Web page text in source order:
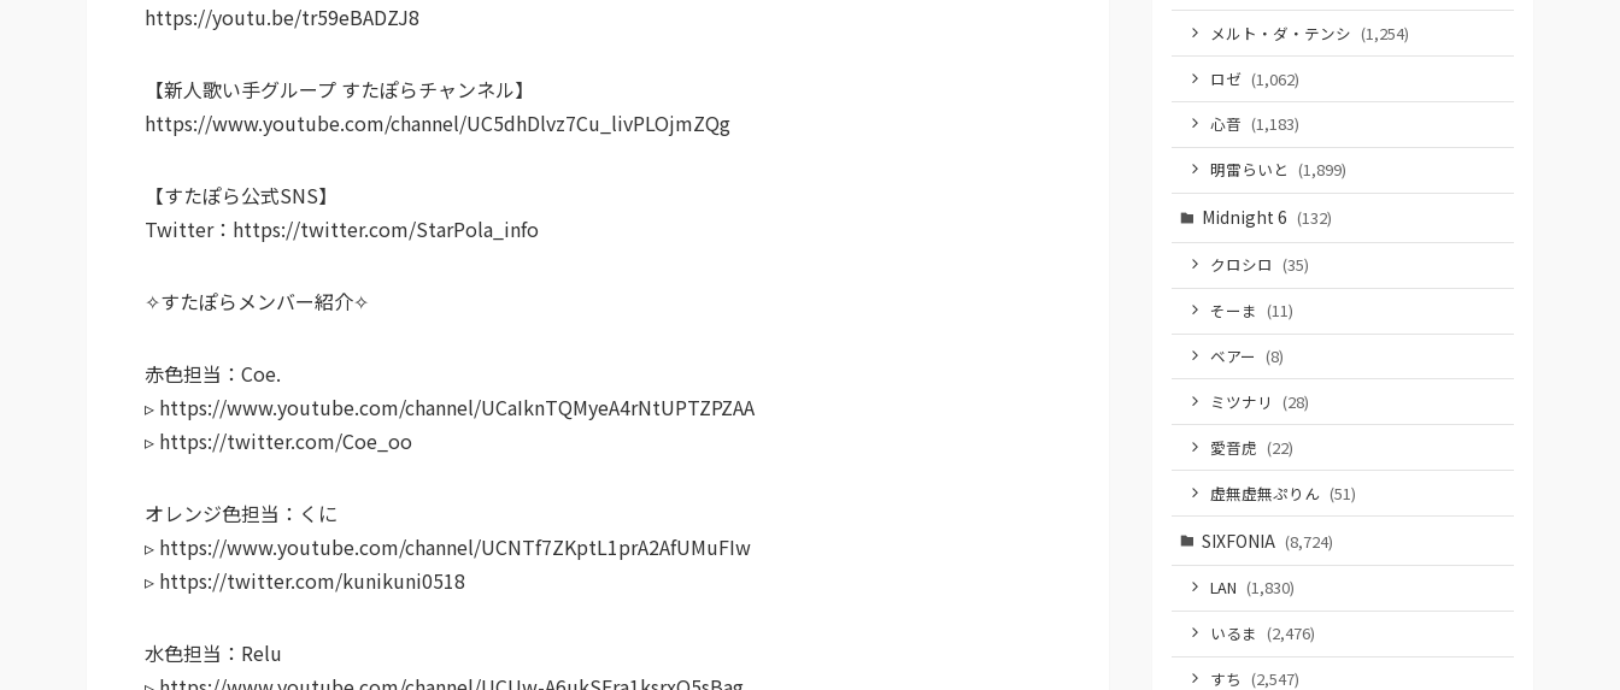
https://youtu.be/tr59eBADZJ8
【新人歌い手グループ すたぽらチャンネル】
https://www.youtube.com/channel/UC5dhDlvz7Cu_livPLOjmZQg
【すたぽら公式SNS】
Twitter：https://twitter.com/StarPola_info
✧すたぽらメンバー紹介✧
赤色担当：Coe.
▹ https://www.youtube.com/channel/UCaIknTQMyeA4rNtUPTZPZAA
▹ https://twitter.com/Coe_oo
オレンジ色担当：くに
▹ https://www.youtube.com/channel/UCNTf7ZKptL1prA2AfUMuFIw
▹ https://twitter.com/kunikuni0518
水色担当：Relu
メルト・ダ・テンシ (1,254)
ロゼ (1,062)
心音 (1,183)
明雷らいと (1,899)
Midnight 6 (132)
クロシロ (35)
そーま (11)
ベアー (8)
ミツナリ (28)
愛音虎 (22)
虚無虚無ぷりん (51)
SIXFONIA (8,724)
LAN (1,830)
いるま (2,476)
すち (2,547)